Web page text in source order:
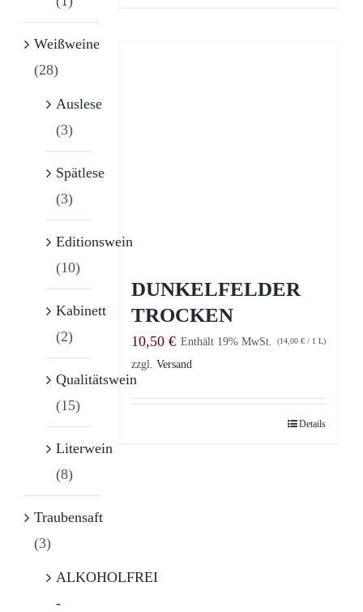
DUNKELFELDER
TROCKEN
10,50€ Enthält 19% MwSt. (14,00 € / 1 L)
zzgl.Versand
Details
Weißweine
(28)
Auslese
(3)
Spätlese
(3)
Editionswein
(10)
Kabinett
(2)
Qualitätswein
(15)
Literwein
(8)
Traubensaft
(3)
ALKOHOLFREI
-